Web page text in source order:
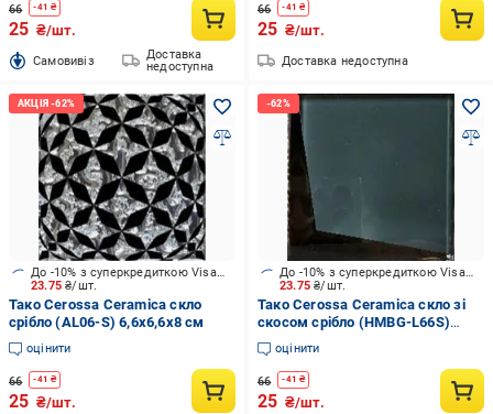
66 -41 ₴
25 ₴/шт.
Cамовивіз
Доставка
недоступна
66 -41 ₴
25 ₴/шт.
Доставка недоступна
23.75₴/шт.
До -10% з суперкредиткою Visa Вигода
Тако Cerossa Ceramica скло
срібло (AL06-S) 6,6x6,6x8 см
оцінити
66 -41 ₴
25 ₴/шт.
23.75₴/шт.
До -10% з суперкредиткою Visa Вигода
Тако Cerossa Ceramica скло зі
скосом срібло (HMBG-L66S)
6,6x6,6x8 см
оцінити
66 -41 ₴
25 ₴/шт.